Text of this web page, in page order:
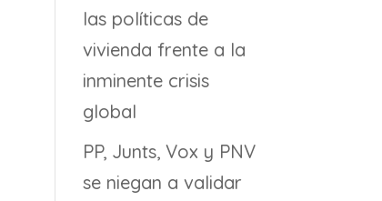
las políticas de
vivienda frente a la
inminente crisis
global
PP, Junts, Vox y PNV
se niegan a validar